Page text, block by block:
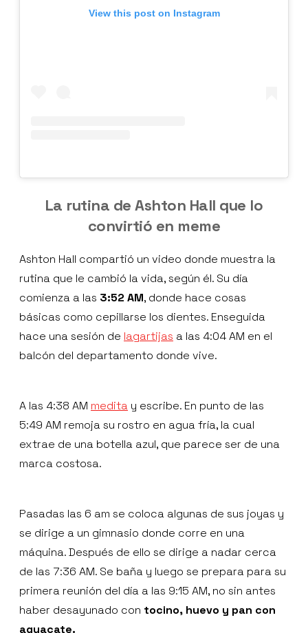
View this post on Instagram
La rutina de Ashton Hall que lo
convirtió en meme
Ashton Hall compartió un video donde muestra la
rutina que le cambió la vida, según él. Su día
comienza a las 3:52 AM, donde hace cosas
básicas como cepillarse los dientes. Enseguida
hace una sesión de lagartijas a las 4:04 AM en el
balcón del departamento donde vive.
A las 4:38 AM medita y escribe. En punto de las
5:49 AM remoja su rostro en agua fría, la cual
extrae de una botella azul, que parece ser de una
marca costosa.
Pasadas las 6 am se coloca algunas de sus joyas y
se dirige a un gimnasio donde corre en una
máquina. Después de ello se dirige a nadar cerca
de las 7:36 AM. Se baña y luego se prepara para su
primera reunión del día a las 9:15 AM, no sin antes
haber desayunado con tocino, huevo y pan con
aguacate.